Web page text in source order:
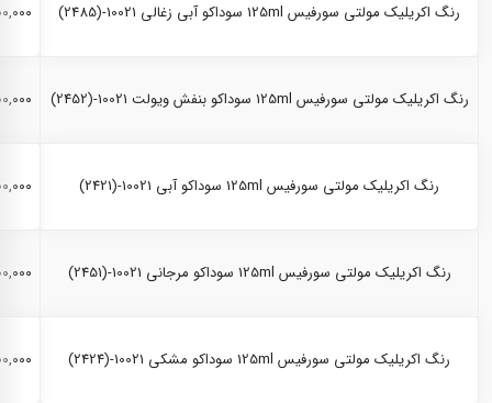
رنگ اکریلیک مولتی سورفیس 125ml سوداکو آبی زغالی 10021-(2485)
رنگ اکریلیک مولتی سورفیس 125ml سوداکو بنفش ویولت 10021-(2452)
رنگ اکریلیک مولتی سورفیس 125ml سوداکو آبی 10021-(2421)
رنگ اکریلیک مولتی سورفیس 125ml سوداکو مرجانی 10021-(2451)
رنگ اکریلیک مولتی سورفیس 125ml سوداکو مشکی 10021-(2424)